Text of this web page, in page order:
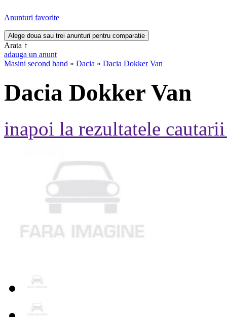
Anunturi favorite
Arata ↑
adauga un anunt
Masini second hand » Dacia » Dacia Dokker Van
Dacia Dokker Van
inapoi la rezultatele